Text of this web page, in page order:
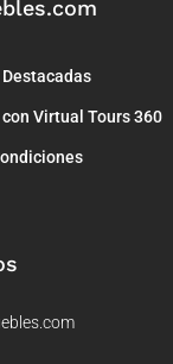
Virtual Tours 360